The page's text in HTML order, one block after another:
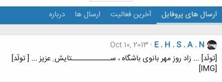
ارسال های پروفایل آخرین فعالیت ارسال ها درباره
E . H . S . A . N
Oct 10, 2013
[تولّد] ... زاد روز مهر بانوی باشگاه ، ســـــــــــــتایش ِ عزیز ... [ تولّد]
[IMG]